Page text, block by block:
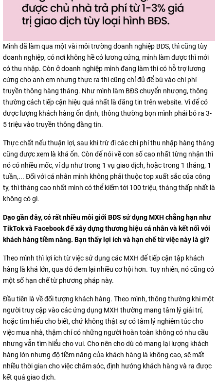
Mình đã làm qua một vài môi trường doanh nghiệp BĐS, thì cũng tùy
doanh nghiệp, có nơi không hề có lương cứng, mình làm được thì mới
có thu nhập. Còn ở doanh nghiệp mình đang làm thì có hỗ trợ lương
cứng cho anh em nhưng thực ra thì cũng chỉ đủ để bù vào chi phí
truyền thông hàng tháng. Như mình làm BĐS chuyển nhượng, thông
thường cách tiếp cận hiệu quả nhất là đăng tin trên website. Vì để có
được lượng khách hàng ổn định, thông thường bọn mình phải bỏ ra 3-
5 triệu vào truyền thông đăng tin.
Thực chất nếu thuận lợi, sau khi trừ đi các chi phí thu nhập hàng tháng
cũng được xem là khá ổn. Còn để nói về con số cao nhất từng nhận thì
nó có nhiều mốc, ví dụ như trong 1 vụ giao dịch, hoặc trong 1 tháng, 1
tuần,... Đối với cá nhân mình không phải thuộc top xuất sắc của công
ty, thì tháng cao nhất mình có thể kiếm tới 100 triệu, tháng thấp nhất là
không có gì.
Dạo gần đây, có rất nhiều môi giới BĐS sử dụng MXH chẳng hạn như
TikTok và Facebook để xây dựng thương hiệu cá nhân và kết nối với
khách hàng tiềm năng. Bạn thấy lợi ích và hạn chế từ việc này là gì?
Theo mình thì lợi ích từ việc sử dụng các MXH để tiếp cận tập khách
hàng là khá lớn, qua đó đem lại nhiều cơ hội hơn. Tuy nhiên, nó cũng có
một số hạn chế từ phương pháp này.
Đầu tiên là về đối tượng khách hàng. Theo mình, thông thường khi một
người truy cập vào các ứng dụng MXH thường mang tâm lý giải trí,
hoặc tìm hiểu cho biết, chứ không thật sự có tâm lý nghiêm túc cho
việc mua nhà, thậm chí có những người hoàn toàn không có nhu cầu
nhưng vẫn tìm hiểu cho vui. Cho nên cho dù có mang lại lượng khách
hàng lớn nhưng độ tiềm năng của khách hàng là không cao, sẽ mất
nhiều thời gian cho việc chăm sóc, định hướng khách hàng và ra được
kết quả giao dịch.